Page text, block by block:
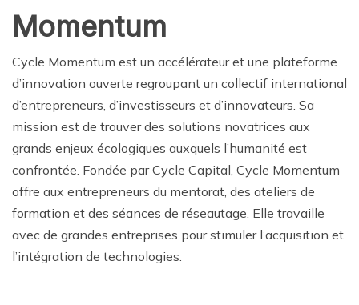
Momentum
Cycle Momentum est un accélérateur et une plateforme
d’innovation ouverte regroupant un collectif international
d’entrepreneurs, d’investisseurs et d’innovateurs. Sa
mission est de trouver des solutions novatrices aux
grands enjeux écologiques auxquels l’humanité est
confrontée. Fondée par Cycle Capital, Cycle Momentum
offre aux entrepreneurs du mentorat, des ateliers de
formation et des séances de réseautage. Elle travaille
avec de grandes entreprises pour stimuler l’acquisition et
l’intégration de technologies.